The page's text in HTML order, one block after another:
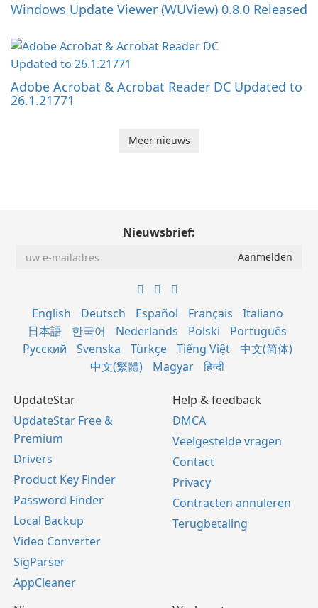
Windows Update Viewer (WUView) 0.8.0 Released
Adobe Acrobat & Acrobat Reader DC Updated to
26.1.21771
Meer nieuws
Nieuwsbrief:
English Deutsch Español Français
Italiano
日本語
한국어 Nederlands Polski
Português
Русский
Svenska Türkçe Tiếng Việt
中文(简体)
中文(繁體)
Magyar हिन्दी
UpdateStar
UpdateStar Free &
Premium
Drivers
Product Key Finder
Password Finder
Local Backup
Video Converter
SigParser
AppCleaner
Help & feedback
DMCA
Veelgestelde vragen
Contact
Privacy
Contracten annuleren
Terugbetaling